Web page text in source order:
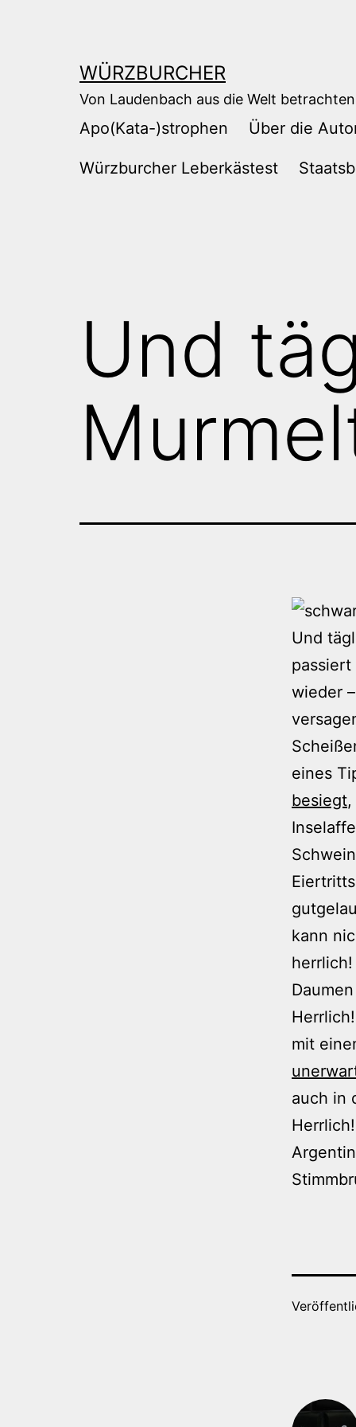
WÜRZBURCHER
Von Laudenbach aus die Welt betrachten
Apo(Kata-)strophen Über die
Würzburcher Leberkästest
Und
Und
wieder
eines
besiegt
kann
mit
auch in